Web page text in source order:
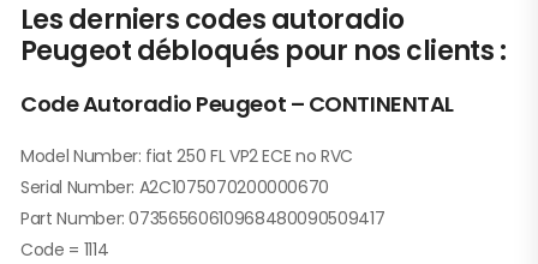
Les derniers codes autoradio
Peugeot débloqués pour nos clients :
Code Autoradio Peugeot – CONTINENTAL
Model Number: fiat 250 FL VP2 ECE no RVC
Serial Number: A2C1075070200000670
Part Number: 07356560610968480090509417
Code = 1114